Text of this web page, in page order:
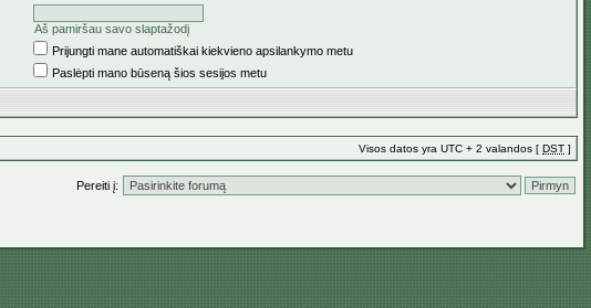
Aš pamiršau savo slaptažodį
Prijungti mane automatiškai kiekvieno apsilankymo metu
Paslėpti mano būseną šios sesijos metu
Visos datos yra UTC + 2 valandos [ DST ]
Pereiti į: